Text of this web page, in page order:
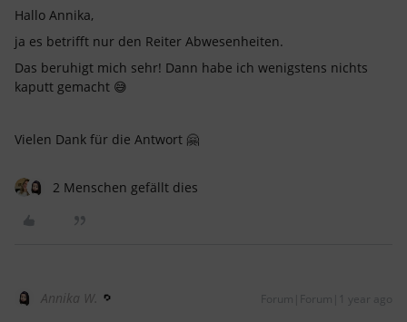
Hallo Annika,
ja es betrifft nur den Reiter Abwesenheiten.
Das beruhigt mich sehr! Dann habe ich wenigstens nichts
kaputt gemacht 😅
Vielen Dank für die Antwort 🤗
2 Menschen gefällt dies
Annika W. Forum|Forum|1 year ago